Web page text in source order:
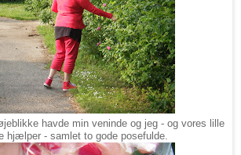
havde min veninde og jeg - og vores lille
hjælper - samlet to gode posefulde.